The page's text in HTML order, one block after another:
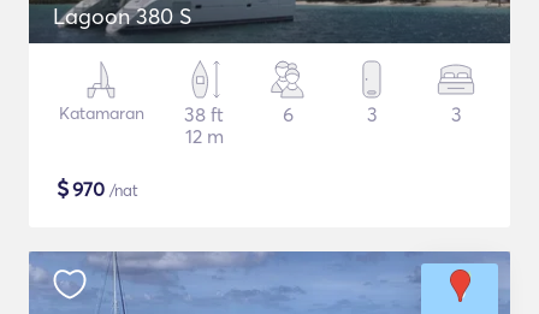
Lagoon 380 S
Katamaran
38 ft
12 m
6 3 3
$970 /nat